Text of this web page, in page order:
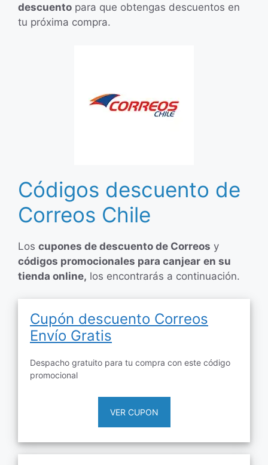
descuento para que obtengas descuentos en
tu próxima compra.
Códigos descuento de
Correos Chile
Los cupones de descuento de Correos y
códigos promocionales para canjear en su
tienda online, los encontrarás a continuación.
Cupón descuento Correos
Envío Gratis
Despacho gratuito para tu compra con este código
promocional
VER CUPON